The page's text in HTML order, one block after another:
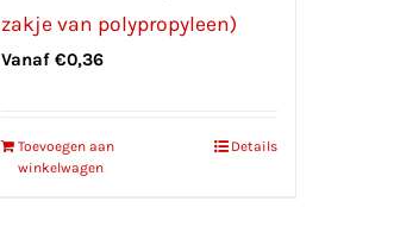
zakje van polypropyleen)
Vanaf €0,36
Toevoegen aan
winkelwagen
Details